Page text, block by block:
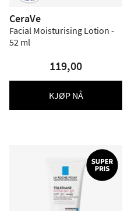
CeraVe
Facial Moisturising Lotion -
52 ml
119,00
KJØP NÅ